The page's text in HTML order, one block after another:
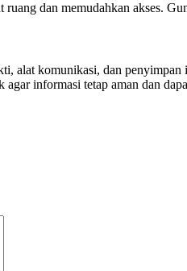
dan memudahkan akses.
alat komunikasi, dan
informasi tetap aman dan